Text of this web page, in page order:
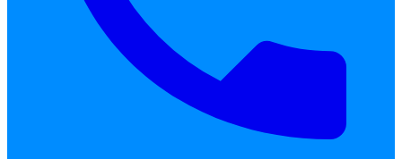
เลือกหัวข้อที่คุณสนใจ
โปรแกรมบริหารงานบุคคล
การคิดเงินเดือน
เอกสารออนไลน์